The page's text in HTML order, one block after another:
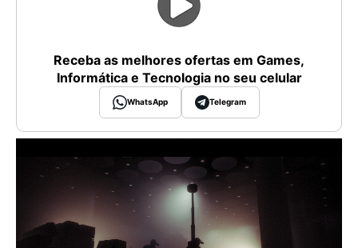
Receba as melhores ofertas em Games,
Informática e Tecnologia no seu celular
WhatsApp Telegram